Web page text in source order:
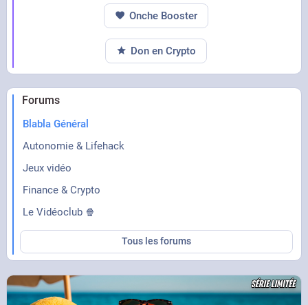
Forums
Blabla Général
Autonomie & Lifehack
Jeux vidéo
Finance & Crypto
Le Vidéoclub 🍿
Tous les forums
Onche Booster
Don en Crypto